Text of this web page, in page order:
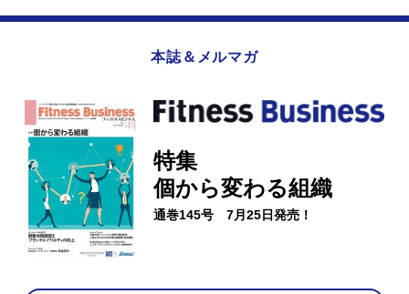
本誌＆メルマガ
特集
個から変わる組織
通巻145号 7月25日発売！